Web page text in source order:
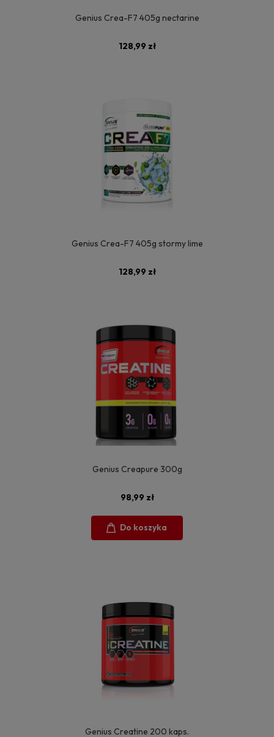
Genius Crea-F7 405g nectarine
128,99 zł
Genius Crea-F7 405g stormy lime
128,99 zł
Genius Creapure 300g
98,99 zł
Do koszyka
Genius Creatine 200 kaps.